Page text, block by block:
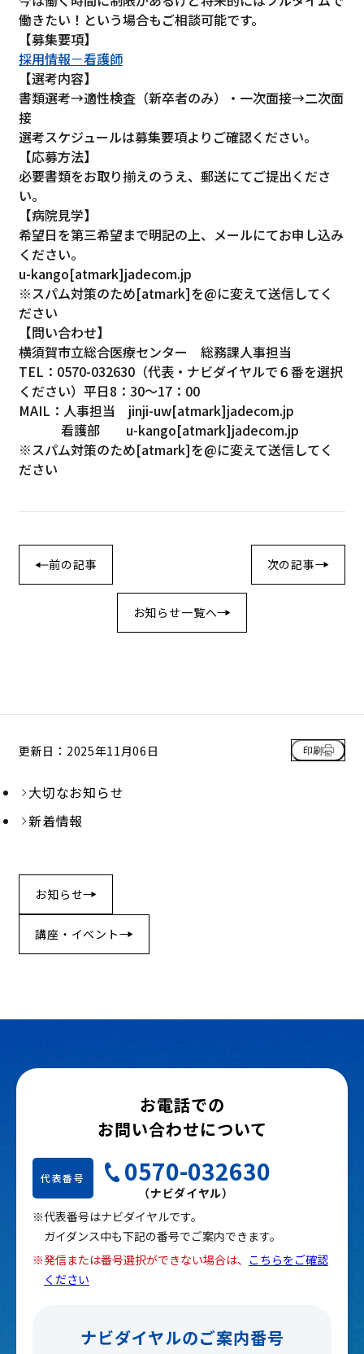
働きたい！という場合もご相談可能です。
【募集要項】
採用情報－看護師
【選考内容】
書類選考→適性検査（新卒者のみ）・一次面接→二次面
接
選考スケジュールは募集要項よりご確認ください。
【応募方法】
必要書類をお取り揃えのうえ、郵送にてご提出くださ
い。
【病院見学】
希望日を第三希望まで明記の上、メールにてお申し込み
ください。
u-kango[atmark]jadecom.jp
※スパム対策のため[atmark]を@に変えて送信してく
ださい
【問い合わせ】
横須賀市立総合医療センター 総務課人事担当
TEL：0570-032630（代表・ナビダイヤルで６番を選択
ください）平日8：30～17：00
MAIL：人事担当 jinji-uw[atmark]jadecom.jp
看護部 u-kango[atmark]jadecom.jp
※スパム対策のため[atmark]を@に変えて送信してく
ださい
前の記事
お知らせ一覧へ
次の記事
更新日：2025年11月06日 印刷
お知らせ
講座・イベント
大切なお知らせ
新着情報
お電話での
お問い合わせについて
代表番号 0570-032630
（ナビダイヤル）
※代表番号はナビダイヤルです。
ガイダンス中も下記の番号でご案内できます。
※発信または番号選択ができない場合は、 こちらをご確認
ください
ナビダイヤルのご案内番号